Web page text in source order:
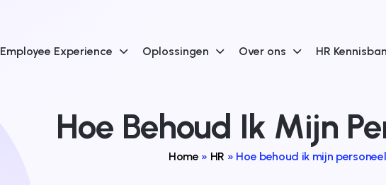
Employee Experience Oplossingen Over ons HR
Hoe Behoud Ik Mijn
Home » HR » Hoe behoud ik mijn